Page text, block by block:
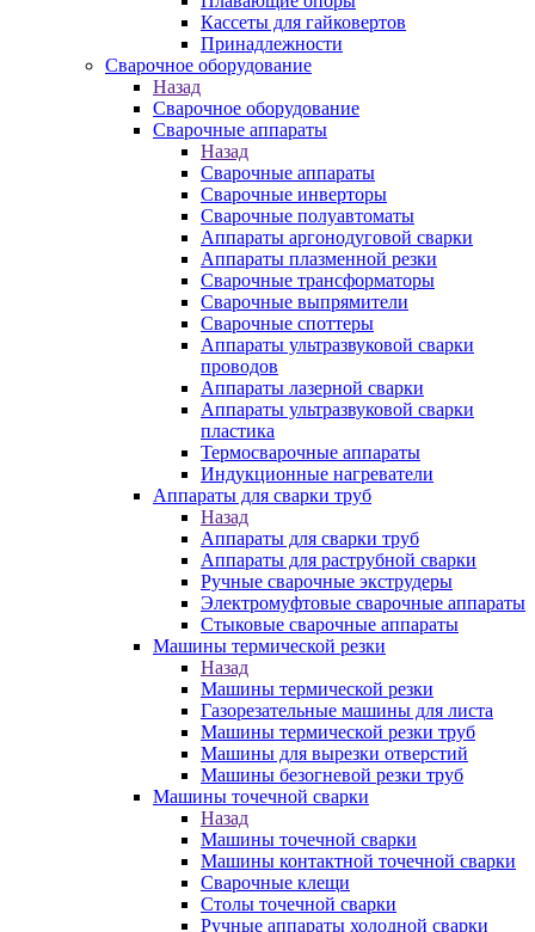
Кассеты для гайковертов
Принадлежности
Сварочное оборудование
Назад
Сварочное оборудование
Сварочные аппараты
Назад
Сварочные аппараты
Сварочные инверторы
Сварочные полуавтоматы
Аппараты аргонодуговой сварки
Аппараты плазменной резки
Сварочные трансформаторы
Сварочные выпрямители
Сварочные споттеры
Аппараты ультразвуковой сварки
проводов
Аппараты лазерной сварки
Аппараты ультразвуковой сварки
пластика
Термосварочные аппараты
Индукционные нагреватели
Аппараты для сварки труб
Назад
Аппараты для сварки труб
Аппараты для раструбной сварки
Ручные сварочные экструдеры
Электромуфтовые сварочные аппараты
Стыковые сварочные аппараты
Машины термической резки
Назад
Машины термической резки
Газорезательные машины для листа
Машины термической резки труб
Машины для вырезки отверстий
Машины безогневой резки труб
Машины точечной сварки
Назад
Машины точечной сварки
Машины контактной точечной сварки
Сварочные клещи
Столы точечной сварки
Ручные аппараты холодной сварки